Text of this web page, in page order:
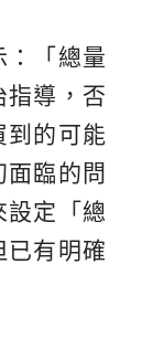
：「總量
指導，否
到的可能
臨的問
設定「總
已有明確